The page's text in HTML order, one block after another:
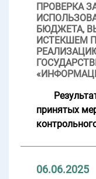
ПРОВЕРКА
БЮДЖЕТА,
ИСТЕКШЕМ
принятых
06.06.2025